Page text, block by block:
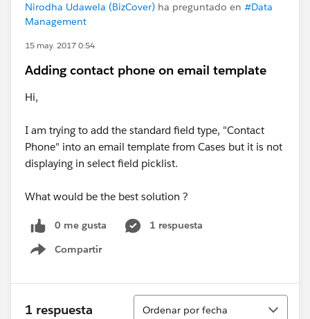
Nirodha Udawela (BizCover) ha preguntado en #Data
Management
15 may. 2017 0:54
Adding contact phone on email template
Hi,
I am trying to add the standard field type, "Contact
Phone" into an email template from Cases but it is not
displaying in select field picklist.
What would be the best solution ?
0 me gusta
1 respuesta
Compartir
Show menu
1 respuesta
Ordenar
Ordenar por fecha